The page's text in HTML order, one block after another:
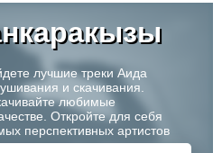
лучшие треки Аида
и скачивания.
любимые
Откройте для себя
перспективных артистов